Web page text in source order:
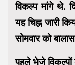
विकल्प मांगे थे.
यह चिह्न जारी
सोमवार को
पहले भेजे विकल्पों